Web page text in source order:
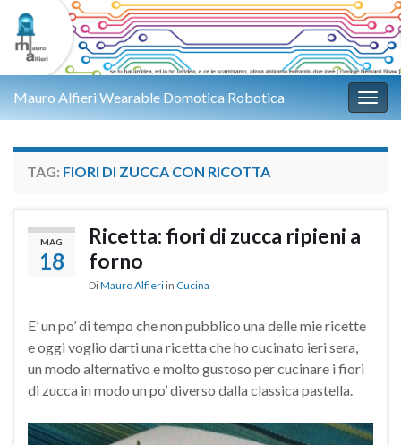
Mauro Alfieri Wearable Domotica Robotica
TAG: FIORI DI ZUCCA CON RICOTTA
MAG
18
Ricetta: fiori di zucca ripieni a
forno
DiMauro Alfieri in Cucina
E’ un po’ di tempo che non pubblico una delle mie ricette
e oggi voglio darti una ricetta che ho cucinato ieri sera,
un modo alternativo e molto gustoso per cucinare i fiori
di zucca in modo un po’ diverso dalla classica pastella.